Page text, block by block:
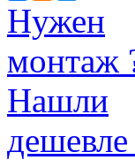
Нужен
монтаж
Нашли
дешевле